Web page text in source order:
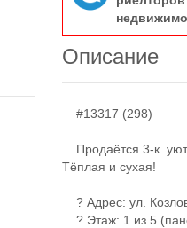
Описание
#13317 (298)
Продаётся 3-к.
Тёплая и сухая!
? Адрес: ул.
? Этаж: 1 из 5